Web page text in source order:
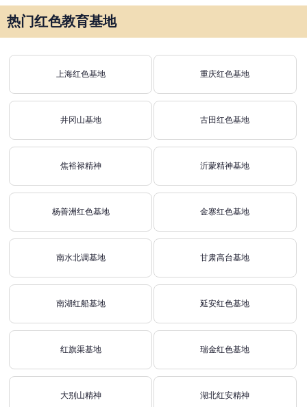
热门红色教育基地
上海红色基地 重庆红色基地
井冈山基地 古田红色基地
焦裕禄精神 沂蒙精神基地
杨善洲红色基地 金寨红色基地
南水北调基地 甘肃高台基地
南湖红船基地 延安红色基地
红旗渠基地 瑞金红色基地
大别山精神 湖北红安精神